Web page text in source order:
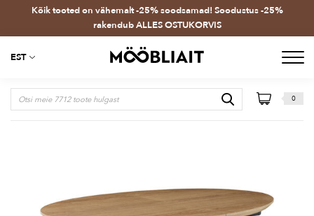
Kõik tooted on vähemalt -25% soodsamad! Soodustus -25%
rakendub ALLES OSTUKORVIS
EST
0